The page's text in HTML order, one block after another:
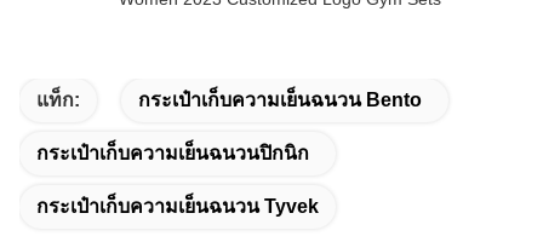
แท็ก: กระเป๋าเก็บความเย็นฉนวน Bento
กระเป๋าเก็บความเย็นฉนวนปิกนิก
กระเป๋าเก็บความเย็นฉนวน Tyvek